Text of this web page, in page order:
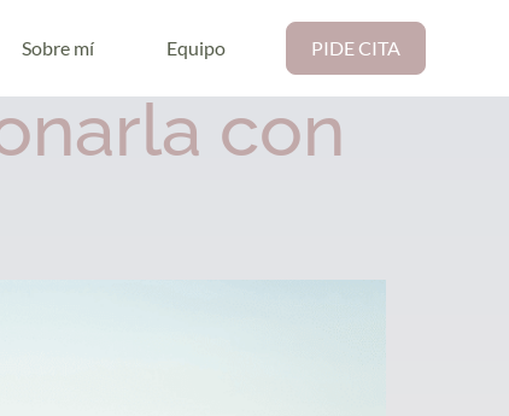
Sobre mí Equipo PIDE CITA
con